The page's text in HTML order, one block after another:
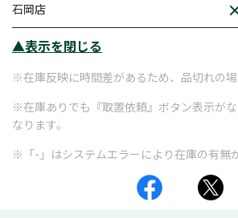
石岡店
▲表示を閉じる
※在庫反映に時間差があるため、品切れの場
※在庫ありでも『取置依頼』ボタン表示が
なります。
※「-」はシステムエラーにより在庫の有無